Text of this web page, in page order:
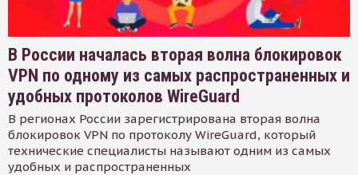
В России началась вторая волна блокировок
VPN по одному из самых распространенных и
удобных протоколов WireGuard
В регионах России зарегистрирована вторая волна
блокировок VPN по протоколу WireGuard, который
технические специалисты называют одним из самых
удобных и распространенных